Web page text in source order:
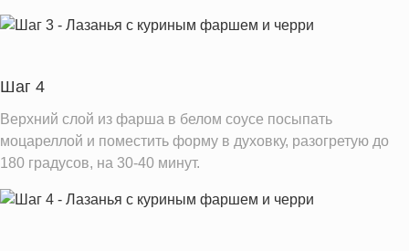
Шаг 4
Верхний слой из фарша в белом соусе посыпать
моцареллой и поместить форму в духовку, разогретую до
180 градусов, на 30-40 минут.